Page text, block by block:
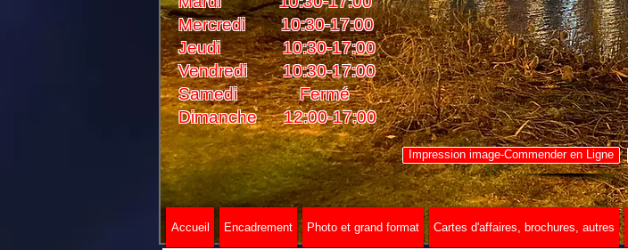
Mercredi 10:30-17:00
Jeudi 10:30-17:00
Vendredi 10:30-17:00
Samedi Fermé
Dimanche 12:00-17:00
Accueil Encadrement Photo et grand format Cartes d'affaires, brochures, autres
Impression image-Commender en Ligne